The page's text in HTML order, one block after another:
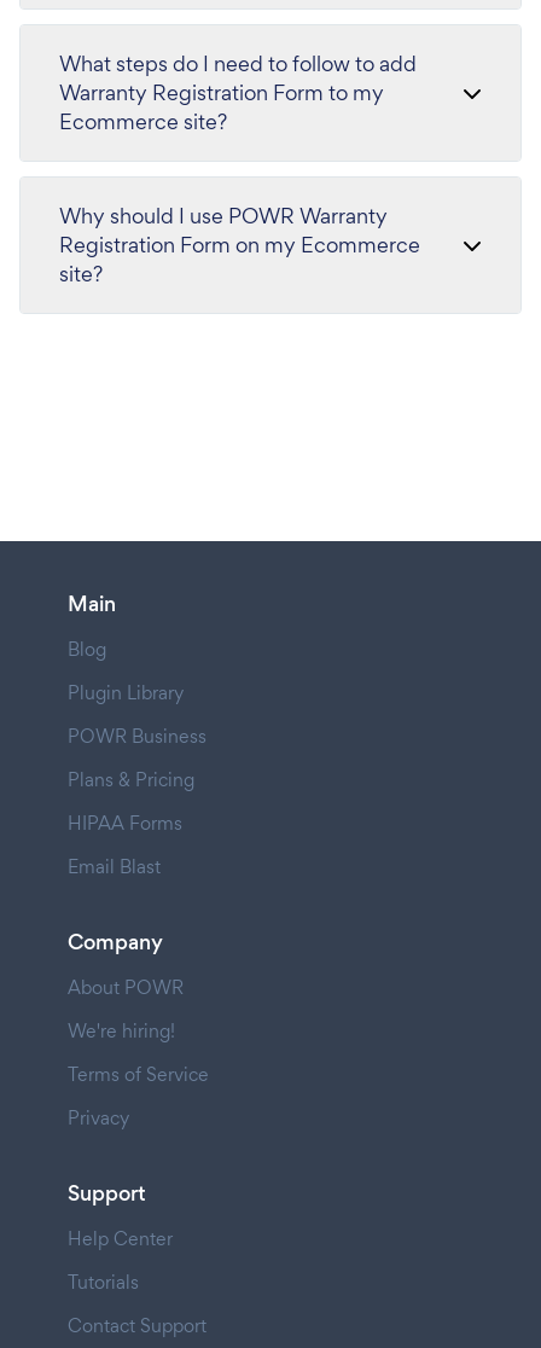
What steps do I need to follow to add
Warranty Registration Form to my
Ecommerce site?
Why should I use POWR Warranty
Registration Form on my Ecommerce
site?
Main
Blog
Plugin Library
POWR Business
Plans & Pricing
HIPAA Forms
Email Blast
Company
About POWR
We're hiring!
Terms of Service
Privacy
Support
Help Center
Tutorials
Contact Support